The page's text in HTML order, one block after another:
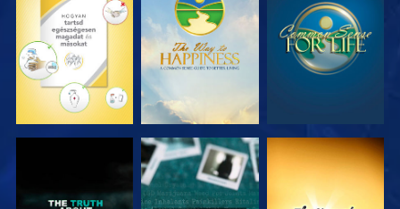
MŰSORNÉZÉS MŰSORNÉZÉS MŰSORNÉZÉS